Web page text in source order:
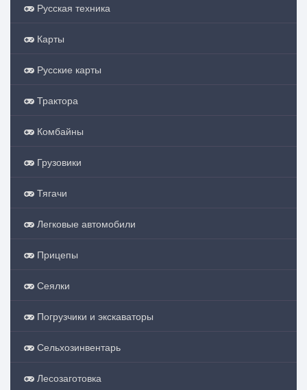
Русская техника
Карты
Русские карты
Трактора
Комбайны
Грузовики
Тягачи
Легковые автомобили
Прицепы
Сеялки
Погрузчики и экскаваторы
Сельхозинвентарь
Лесозаготовка